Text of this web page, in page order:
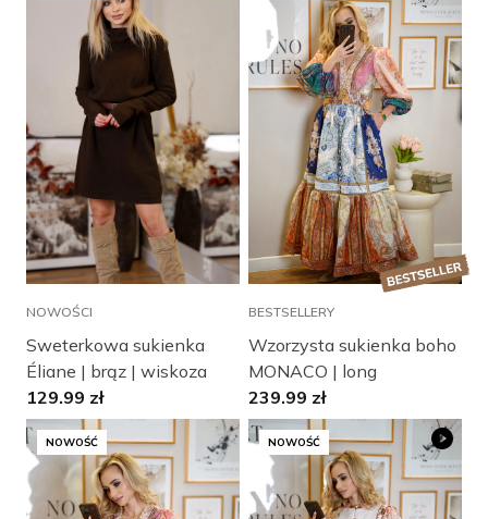
NOWOŚCI
Sweterkowa sukienka
Éliane | brąz | wiskoza
129.99 zł
BESTSELLERY
Wzorzysta sukienka boho
MONACO | long
239.99 zł
NOWOŚĆ NOWOŚĆ